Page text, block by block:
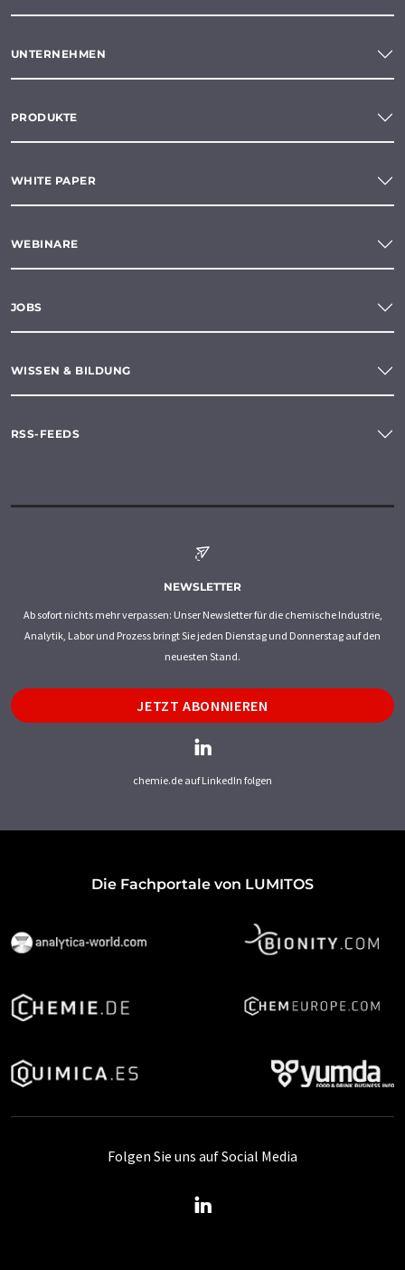
UNTERNEHMEN
PRODUKTE
WHITE PAPER
WEBINARE
JOBS
WISSEN & BILDUNG
RSS-FEEDS
NEWSLETTER
Ab sofort nichts mehr verpassen: Unser Newsletter für die chemische Industrie,
Analytik, Labor und Prozess bringt Sie jeden Dienstag und Donnerstag auf den
neuesten Stand.
JETZT ABONNIEREN
chemie.de auf LinkedIn folgen
Die Fachportale von LUMITOS
Folgen Sie uns auf Social Media